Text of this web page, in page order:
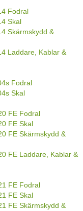
Fodral
Skal
Skärmskydd &
Laddare, Kablar &
Fodral
Skal
FE Fodral
FE Skal
FE Skärmskydd &
FE Laddare, Kablar &
FE Fodral
FE Skal
FE Skärmskydd &